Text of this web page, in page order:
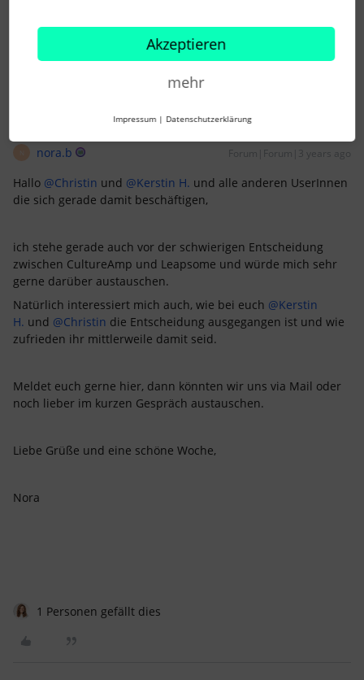
Liebe Grüße aus München, Selina ✨
3 Menschen gefällt dies
nora.b Forum|Forum|3 years ago
Hallo @Christin und @Kerstin H. und alle anderen UserInnen
die sich gerade damit beschäftigen,
ich stehe gerade auch vor der schwierigen Entscheidung
zwischen CultureAmp und Leapsome und würde mich sehr
gerne darüber austauschen.
Natürlich interessiert mich auch, wie bei euch @Kerstin
H. und @Christin die Entscheidung ausgegangen ist und wie
zufrieden ihr mittlerweile damit seid.
Meldet euch gerne hier, dann könnten wir uns via Mail oder
noch lieber im kurzen Gespräch austauschen.
Liebe Grüße und eine schöne Woche,
Nora
1 Personen gefällt dies
Akzeptieren
mehr
Impressum | Datenschutzerklärung